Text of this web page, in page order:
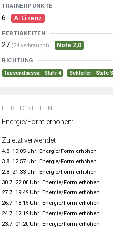
TRAINERPUNKTE
6 A-Lizenz
FERTIGKEITEN
27 (24 verbraucht) Note 2,0
RICHTUNG
Tausendsassa · Stufe 4 Schleifer · Stufe 3
FERTIGKEITEN:
Energie/Form erhöhen:
Zuletzt verwendet:
4.8. 19:05 Uhr: Energie/Form erhöhen
3.8. 12:57 Uhr: Energie/Form erhöhen
2.8. 21:33 Uhr: Energie/Form erhöhen
30.7. 22:00 Uhr: Energie/Form erhöhen
27.7. 19:49 Uhr: Energie/Form erhöhen
26.7. 18:15 Uhr: Energie/Form erhöhen
24.7. 12:19 Uhr: Energie/Form erhöhen
23.7. 01:20 Uhr: Energie/Form erhöhen